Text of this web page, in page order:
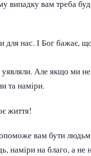
випадку вам треба
нас. І Бог бажає,
Але якщо ми
та наміри.
життя!
вам бути
наміри на благо, а